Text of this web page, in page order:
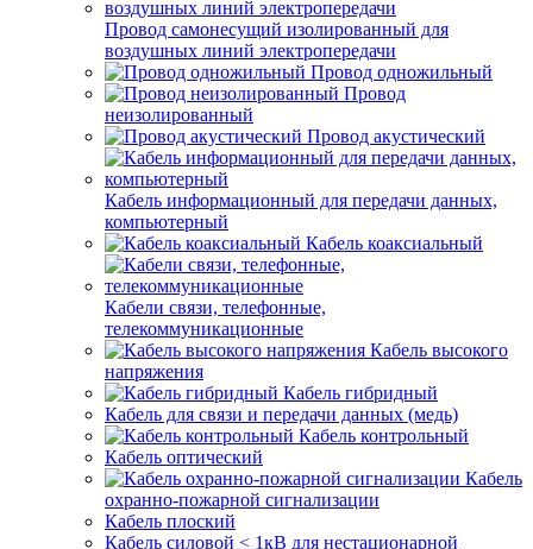
Провод самонесущий изолированный для
воздушных линий электропередачи
Провод одножильный
Провод
неизолированный
Провод акустический
Кабель информационный для передачи данных,
компьютерный
Кабель коаксиальный
Кабели связи, телефонные,
телекоммуникационные
Кабель высокого
напряжения
Кабель гибридный
Кабель для связи и передачи данных (медь)
Кабель контрольный
Кабель оптический
Кабель
охранно-пожарной сигнализации
Кабель плоский
Кабель силовой < 1кВ для нестационарной